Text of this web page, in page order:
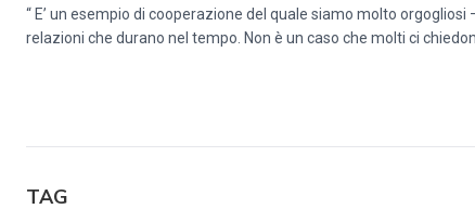
“ E’ un esempio di cooperazione del quale siamo molto
relazioni che durano nel tempo. Non è un caso che molti ci
TAG